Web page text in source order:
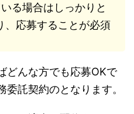
る場合はしっかりと
、応募することが必須
どんな方でも応募OKで
託契約のとなります。